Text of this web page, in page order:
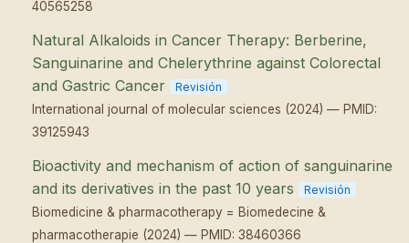
40565258
Natural Alkaloids in Cancer Therapy: Berberine,
Sanguinarine and Chelerythrine against Colorectal
and Gastric Cancer
Revisión
International journal of molecular sciences (2024) — PMID:
39125943
Bioactivity and mechanism of action of sanguinarine
and its derivatives in the past 10 years
Revisión
Biomedicine & pharmacotherapy = Biomedecine &
pharmacotherapie (2024) — PMID: 38460366